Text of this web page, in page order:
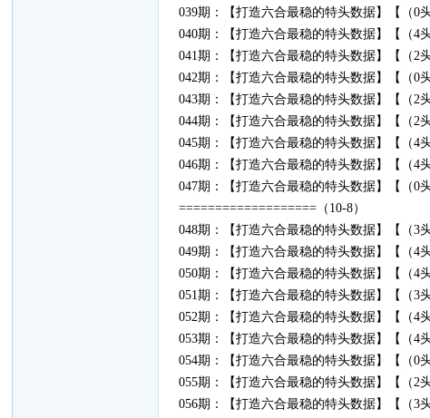
039期：【打造六合最稳的特头数据】【（0
040期：【打造六合最稳的特头数据】【（4
041期：【打造六合最稳的特头数据】【（2
042期：【打造六合最稳的特头数据】【（0
043期：【打造六合最稳的特头数据】【（2
044期：【打造六合最稳的特头数据】【（2
045期：【打造六合最稳的特头数据】【（4
046期：【打造六合最稳的特头数据】【（4
047期：【打造六合最稳的特头数据】【（0
===================（10-8）
048期：【打造六合最稳的特头数据】【（3
049期：【打造六合最稳的特头数据】【（4
050期：【打造六合最稳的特头数据】【（4
051期：【打造六合最稳的特头数据】【（3
052期：【打造六合最稳的特头数据】【（4
053期：【打造六合最稳的特头数据】【（4
054期：【打造六合最稳的特头数据】【（0
055期：【打造六合最稳的特头数据】【（2
056期：【打造六合最稳的特头数据】【（3